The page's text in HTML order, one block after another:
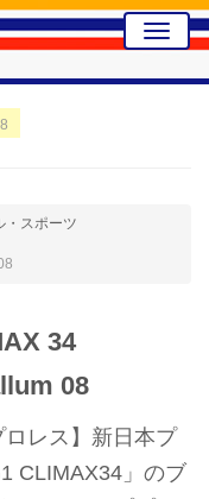
Toggle
・スポーツ
34
08
ロレス】新日本プ
CLIMAX34」のブ